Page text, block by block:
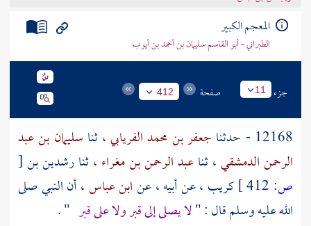
المعجم الكبير
الطبراني - أبو القاسم سليمان بن أحمد بن أيوب
جزء 11 صفحة 412
12168 - حدثنا جعفر بن محمد الفريابي، ثنا سليمان بن عبد
الرحمن الدمشقي، ثناعبد الرحمن بن مغراء ، ثنارشدين بن[
ص:
كريب ، عن أبيه ، عنابن عباس، أن النبي صلى
الله عليه وسلم قال : "لا يصلى إلى قبر ولا على قبر " .